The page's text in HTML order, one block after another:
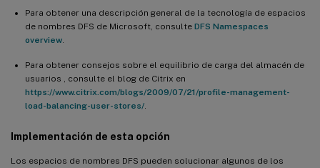
Para obtener una descripción general de la tecnología de espacios
de nombres DFS de Microsoft, consulte DFS Namespaces
overview
Para obtener consejos sobre el equilibrio de carga del almacén de
usuarios , consulte el blog de Citrix en
https://www.citrix.com/blogs/2009/07/21/profile-management-
load-balancing-user-stores/
Implementación de esta opción
Los espacios de nombres DFS pueden solucionar algunos de los